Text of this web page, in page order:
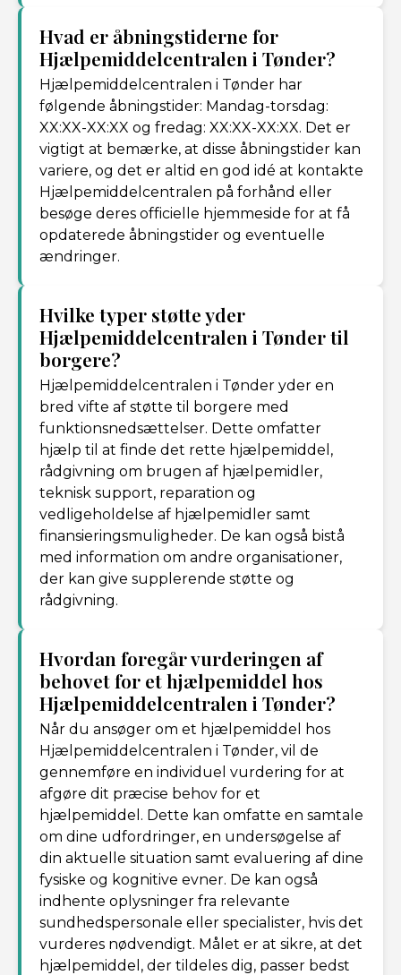
Hvad er åbningstiderne for
Hjælpemiddelcentralen i Tønder?
Hjælpemiddelcentralen i Tønder har
følgende åbningstider: Mandag-torsdag:
XX:XX-XX:XX og fredag: XX:XX-XX:XX. Det er
vigtigt at bemærke, at disse åbningstider kan
variere, og det er altid en god idé at kontakte
Hjælpemiddelcentralen på forhånd eller
besøge deres officielle hjemmeside for at få
opdaterede åbningstider og eventuelle
ændringer.
Hvilke typer støtte yder
Hjælpemiddelcentralen i Tønder til
borgere?
Hjælpemiddelcentralen i Tønder yder en
bred vifte af støtte til borgere med
funktionsnedsættelser. Dette omfatter
hjælp til at finde det rette hjælpemiddel,
rådgivning om brugen af hjælpemidler,
teknisk support, reparation og
vedligeholdelse af hjælpemidler samt
finansieringsmuligheder. De kan også bistå
med information om andre organisationer,
der kan give supplerende støtte og
rådgivning.
Hvordan foregår vurderingen af
behovet for et hjælpemiddel hos
Hjælpemiddelcentralen i Tønder?
Når du ansøger om et hjælpemiddel hos
Hjælpemiddelcentralen i Tønder, vil de
gennemføre en individuel vurdering for at
afgøre dit præcise behov for et
hjælpemiddel. Dette kan omfatte en samtale
om dine udfordringer, en undersøgelse af
din aktuelle situation samt evaluering af dine
fysiske og kognitive evner. De kan også
indhente oplysninger fra relevante
sundhedspersonale eller specialister, hvis det
vurderes nødvendigt. Målet er at sikre, at det
hjælpemiddel, der tildeles dig, passer bedst